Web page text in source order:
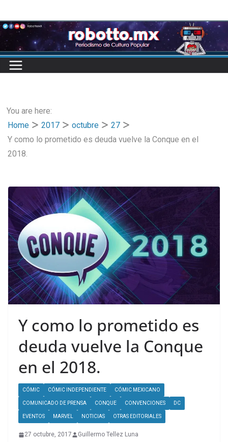
to
content
You are here:
Home
2017 octubre
27
Y como lo prometido es deuda vuelve la Conque en el
2018.
Y como lo prometido es
deuda vuelve la Conque
en el 2018.
CÓMIC CÓMIC INDEPENDIENTE CÓMIC MEXICANO
COMUNICADO DE PRENSA CONQUE CONVENCIONES DC
EVENTOS MARVEL NOTICIAS OTRAS EDITORIALES
27 octubre, 2017 Guillermo Tellez Luna